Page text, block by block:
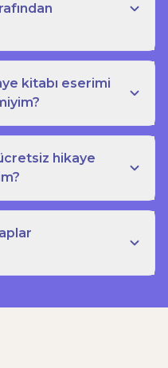
kitabı eserimi
hikaye